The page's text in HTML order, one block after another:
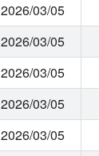
2026/03/05
2026/03/05
2026/03/05
2026/03/05
2026/03/05